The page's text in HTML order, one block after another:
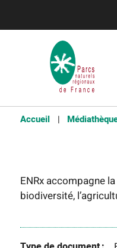
Accueil
ENRx accompagne
biodiversité,